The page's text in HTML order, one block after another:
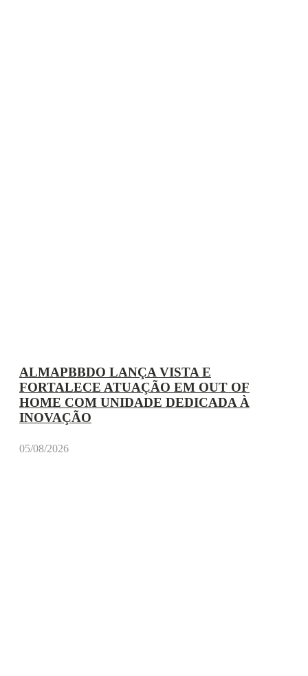
ALMAPBBDO LANÇA VISTA E
FORTALECE ATUAÇÃO EM OUT OF
HOME COM UNIDADE DEDICADA À
INOVAÇÃO
05/08/2026